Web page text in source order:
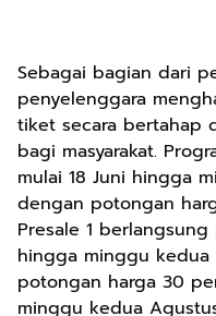
Sebagai bagian dari
penyelenggara
tiket secara bertahap
bagi masyarakat.
mulai 18 Juni hingga
dengan potongan
Presale 1
hingga minggu
potongan harga 30
minggu kedua